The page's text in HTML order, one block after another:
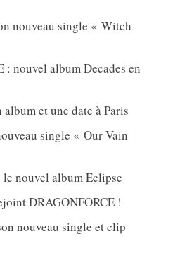
nouveau single « Witch
nouvel album Decades en
et une date à Paris
single « Our Vain
nouvel album Eclipse
DRAGONFORCE !
nouveau single et clip